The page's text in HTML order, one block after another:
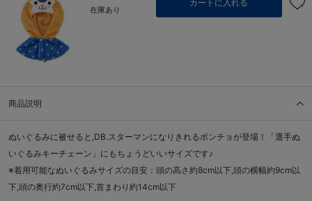
在庫あり
カートに入れる
商品説明
ぬいぐるみに被せると,DB.スターマンになりきれるポンチョが登場！「選手ぬ
いぐるみキーチェーン」にもちょうどいいサイズです♪
※着用可能なぬいぐるみサイズの目安：頭の高さ約8cm以下,頭の横幅約9cm以
下,頭の奥行約7cm以下,首まわり約14cm以下